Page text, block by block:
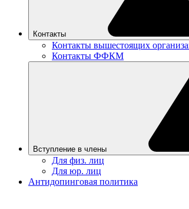
Контакты
Контакты вышестоящих
Контакты ФФКМ
Вступление в члены
Для физ. лиц
Для юр. лиц
Антидопинговая политика